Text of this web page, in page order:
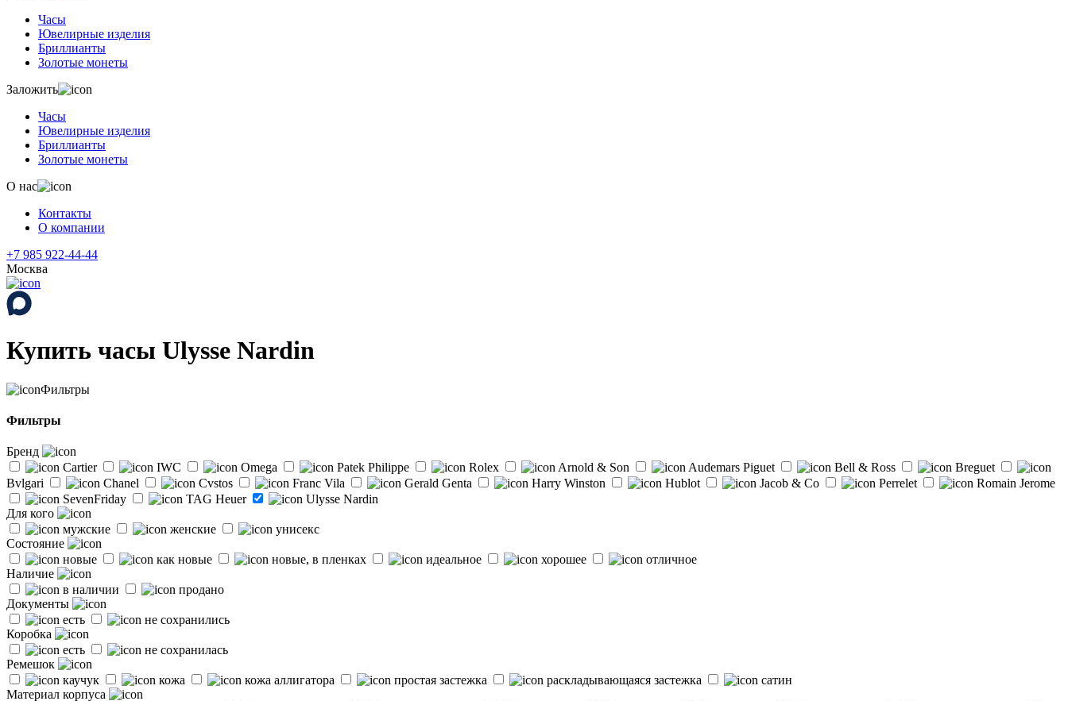
Часы
Ювелирные изделия
Бриллианты
Золотые монеты
Заложить
Часы
Ювелирные изделия
Бриллианты
Золотые монеты
О нас
Контакты
О компании
+7 985 922-44-44
Москва
Купить часы Ulysse Nardin
Фильтры
Фильтры
Бренд
Cartier
IWC Omega Patek Philippe Rolex Arnold & Son Audemars Piguet Bell & Ross
Breguet
Bvlgari
Chanel Cvstos Franc Vila Gerald Genta Harry Winston Hublot Jacob & Co Perrelet
Romain Jerome
SevenFriday
TAG Heuer
Ulysse Nardin
Для кого
мужские
женские
унисекс
Состояние
новые
как новые новые, в пленках идеальное хорошее
отличное
Наличие
в наличии
продано
Документы
есть
не сохранились
Коробка
есть
не сохранилась
Ремешок
каучук
кожа кожа аллигатора простая застежка раскладывающаяся застежка
сатин
Материал корпуса